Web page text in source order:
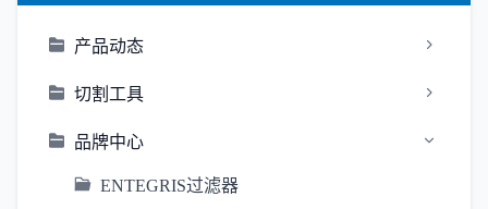
产品动态
切割工具
品牌中心
ENTEGRIS过滤器